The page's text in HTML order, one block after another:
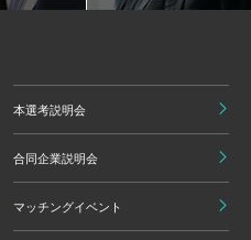
本選考説明会
合同企業説明会
マッチングイベント